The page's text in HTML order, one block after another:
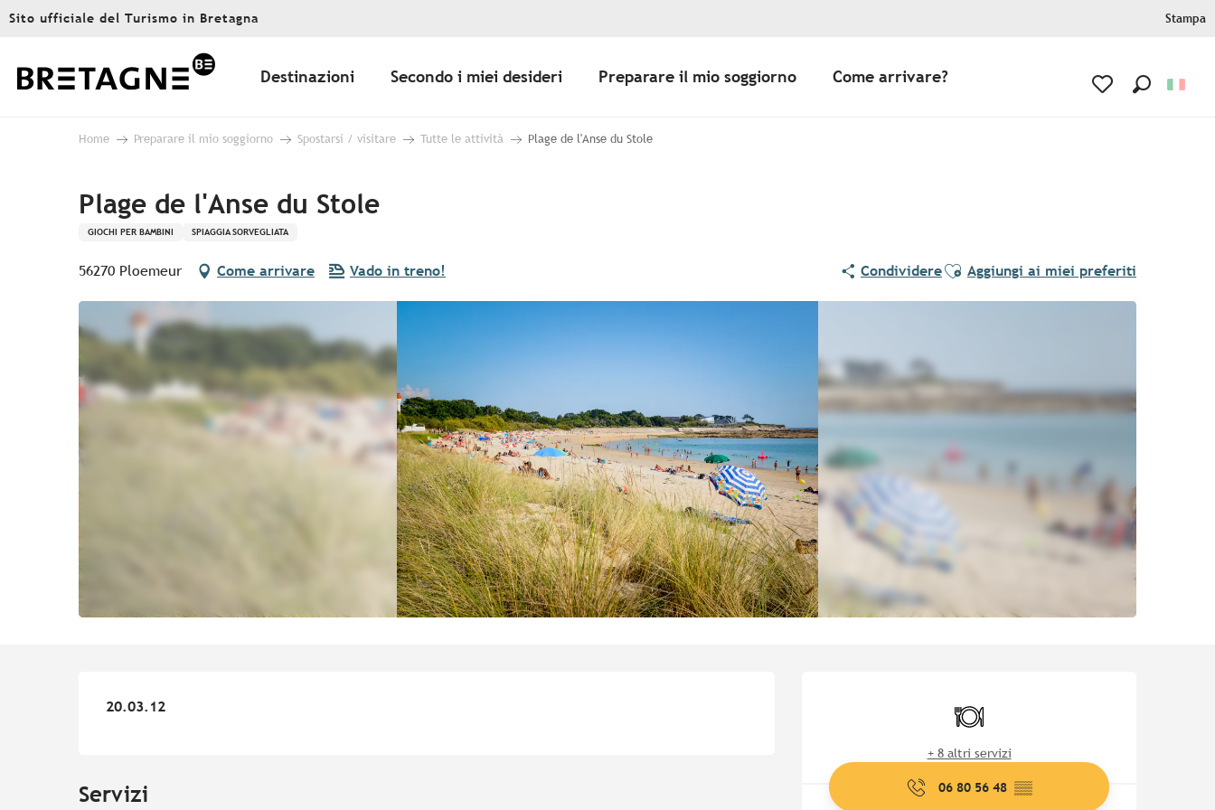
Aller
principal
Sito ufficiale del Turismo in Bretagna Stampa
Destinazioni Secondo i miei desideri Preparare il mio soggiorno Come arrivare?
Home Preparare il mio soggiorno Spostarsi / visitare Tutte le attività Plage de l'Anse du Stole
Plage de l'Anse du Stole
GIOCHI PER BAMBINI SPIAGGIA SORVEGLIATA
56270 Ploemeur Come arrivare Vado in treno! CondividereAjouter aux favoris
Aggiungi ai miei preferiti
Ristorante
+ 8 altri servizi
06 80 56 48 ▒▒
20.03.12
20.03.12
Servizi